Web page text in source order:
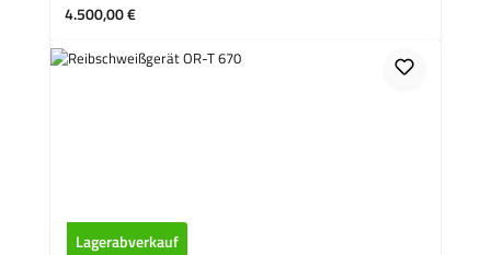
Regulärer Preis:
4.500,00 €
Lagerabverkauf